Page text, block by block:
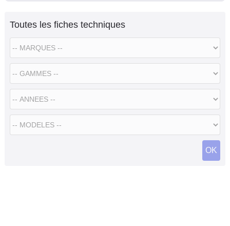
Toutes les fiches techniques